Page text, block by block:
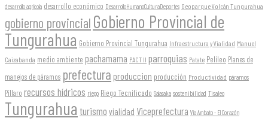
desarrollo agrícola desarrollo económico DesarrolloHumanoCulturaDeportes Geoparque Volcán Tungurahua
gobierno provincial Gobierno Provincial de
Tungurahua Gobierno Provincial Tungurahua Infraestructura y Vialidad Manuel
Caizabanda medio ambiente pachamama PACT II parroquias Patate Pelileo Planes de
manejos de páramos prefectura produccion producción Productividad páramos
Píllaro recursos hídricos riego Riego Tecnificado Salasaka sostenibilidad Tisaleo
Tungurahua turismo vialidad Viceprefectura Vía Ambato - El Corazón